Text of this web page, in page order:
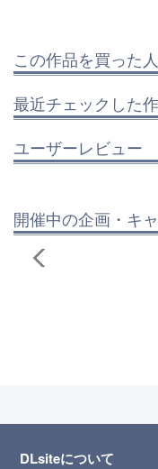
この作品を買った
最近チェックした
ユーザーレビュー
開催中の企画・キ
DLsiteについて